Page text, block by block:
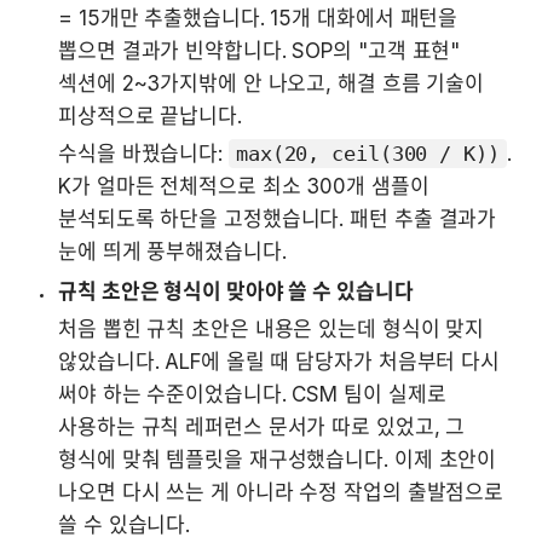
= 15개만 추출했습니다. 15개 대화에서 패턴을
뽑으면 결과가 빈약합니다. SOP의 "고객 표현"
섹션에 2~3가지밖에 안 나오고, 해결 흐름 기술이
피상적으로 끝납니다.
수식을 바꿨습니다:
max(20, ceil(300 / K)) .
K가 얼마든 전체적으로 최소 300개 샘플이
분석되도록 하단을 고정했습니다. 패턴 추출 결과가
눈에 띄게 풍부해졌습니다.
규칙 초안은 형식이 맞아야 쓸 수 있습니다
처음 뽑힌 규칙 초안은 내용은 있는데 형식이 맞지
않았습니다. ALF에 올릴 때 담당자가 처음부터 다시
써야 하는 수준이었습니다. CSM 팀이 실제로
사용하는 규칙 레퍼런스 문서가 따로 있었고, 그
형식에 맞춰 템플릿을 재구성했습니다. 이제 초안이
나오면 다시 쓰는 게 아니라 수정 작업의 출발점으로
쓸 수 있습니다.